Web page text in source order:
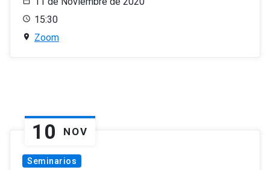
15:30
Zoom
10 NOV
Seminarios